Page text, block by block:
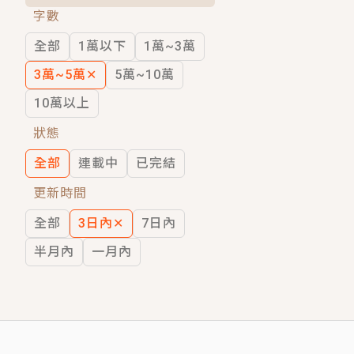
穿越｜《穿越遠古後成了野人娘子》你
字數
全部
1萬以下
1萬~3萬
3萬~5萬 ✕
5萬~10萬
10萬以上
狀態
全部
連載中
已完結
更新時間
全部
3日內 ✕
7日內
半月內
一月內